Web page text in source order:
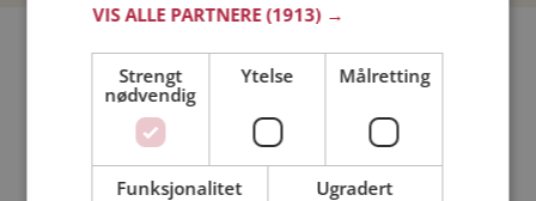
Bli medlem gratis!
Jeg er en: Mann Kvinne
Min alder:
VIS ALLE PARTNERE(1913) →
Strengt
nødvendig
Ytelse Målretting
Funksjonalitet Ugradert